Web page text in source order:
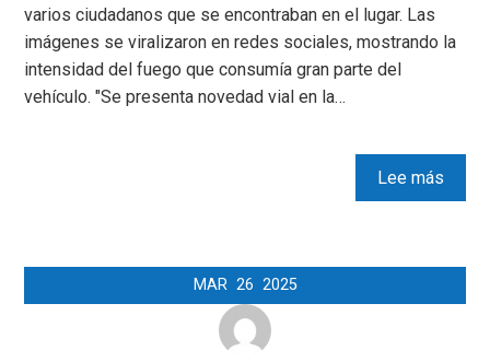
varios ciudadanos que se encontraban en el lugar. Las
imágenes se viralizaron en redes sociales, mostrando la
intensidad del fuego que consumía gran parte del
vehículo. "Se presenta novedad vial en la…
Lee más
MAR 26 2025